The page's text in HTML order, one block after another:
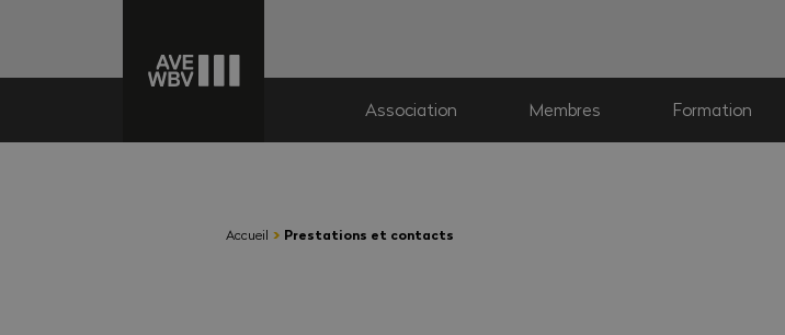
Association Membres Formation
Accueil › Prestations et contacts